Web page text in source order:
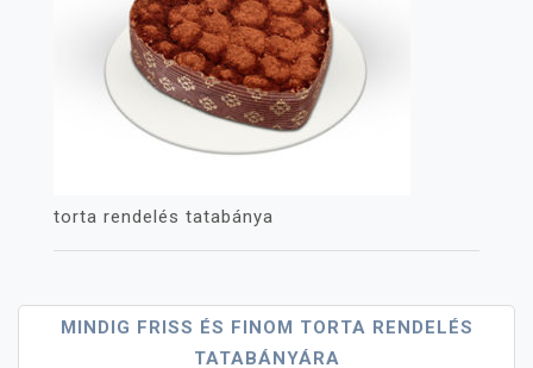
torta rendelés tatabánya
Bejegyzés
MINDIG FRISS ÉS FINOM TORTA RENDELÉS
TATABÁNYÁRA